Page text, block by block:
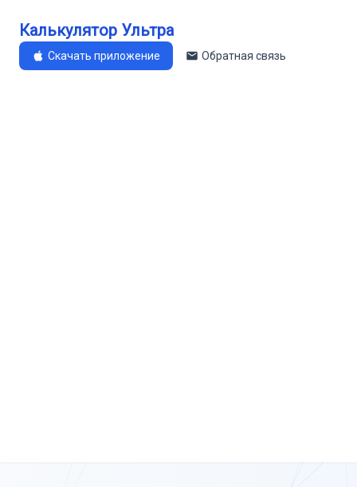
Калькулятор Ультра
Скачать приложение Обратная связь